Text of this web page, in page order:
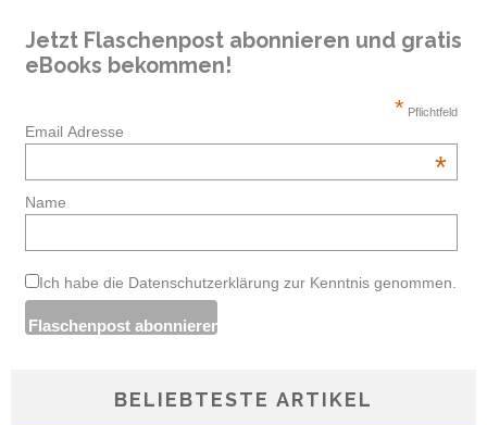
Jetzt Flaschenpost abonnieren und gratis
eBooks bekommen!
* Pflichtfeld
Email Adresse
*
Name
Ich habe die Datenschutzerklärung zur Kenntnis genommen.
BELIEBTESTE ARTIKEL